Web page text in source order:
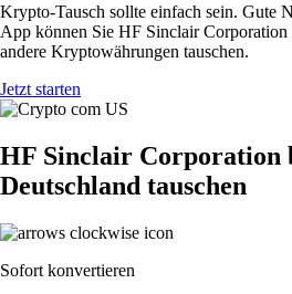
Krypto-Tausch sollte einfach sein. Gute
App können Sie HF Sinclair Corporation
andere Kryptowährungen tauschen.
Jetzt starten
HF Sinclair Corporation
Deutschland tauschen
Sofort konvertieren